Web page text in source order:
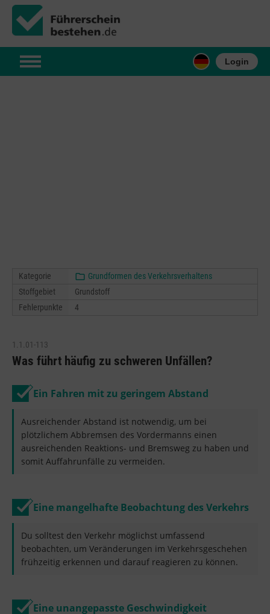
Login
Kategorie
Grundformen des Verkehrsverhaltens
Stoffgebiet
Grundstoff
Fehlerpunkte
4
1.1.01-113
Was führt häufig zu schweren Unfällen?
Ein Fahren mit zu geringem Abstand
Ausreichender Abstand ist notwendig, um bei
plötzlichem Abbremsen des Vordermanns einen
ausreichenden Reaktions- und Bremsweg zu haben und
somit Auffahrunfälle zu vermeiden.
Eine mangelhafte Beobachtung des Verkehrs
Du solltest den Verkehr möglichst umfassend
beobachten, um Veränderungen im Verkehrsgeschehen
frühzeitig erkennen und darauf reagieren zu können.
Eine unangepasste Geschwindigkeit